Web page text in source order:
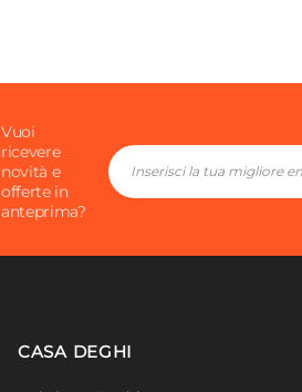
Vuoi
ricevere
novità e
offerte in
anteprima?
CASA DEGHI